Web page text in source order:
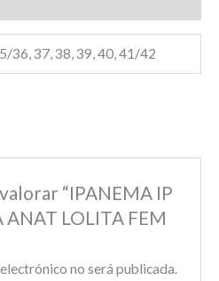
36, 37, 38, 39, 40, 41/42
“IPANEMA IP
LOLITA FEM
no será publicada.